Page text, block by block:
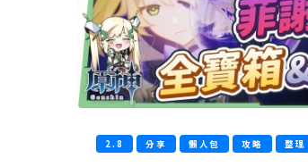
2.8 分享 懶人包 攻略 整理